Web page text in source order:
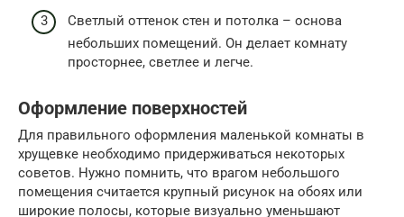
Светлый оттенок стен и потолка – основа
небольших помещений. Он делает комнату
просторнее, светлее и легче.
Оформление поверхностей
Для правильного оформления маленькой комнаты в
хрущевке необходимо придерживаться некоторых
советов. Нужно помнить, что врагом небольшого
помещения считается крупный рисунок на обоях или
широкие полосы, которые визуально уменьшают